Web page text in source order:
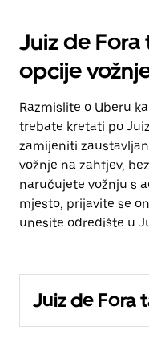
Juiz de
opcije
Razmislite o Uberu
trebate kretati po
zamijeniti
vožnje na zahtjev,
naručujete vožnju s
mjesto, prijavite se
unesite odredište u
Juiz de Fora